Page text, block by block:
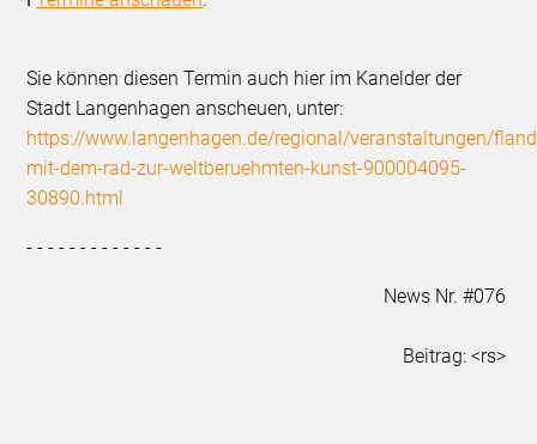
Sie können diesen Termin auch hier im Kanelder der
Stadt Langenhagen anscheuen, unter:
https://www.langenhagen.de/regional/veranstaltungen/
mit-dem-rad-zur-weltberuehmten-kunst-900004095-
30890.html
- - - - - - - - - - - - -
News Nr. #076
Beitrag: <rs>